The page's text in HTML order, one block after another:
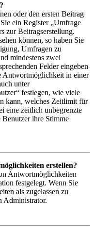
oder den ersten Beitrag
ein Register „Umfrage
zur Beitragserstellung.
können, so haben Sie
Umfragen zu
mindestens zwei
Felder eingeben
Antwortmöglichkeit in einer
unter
festlegen, wie viele
kann, welches Zeitlimit für
eine zeitlich unbegrenzte
ihre Stimme
erstellen?
Antwortmöglichkeiten
festgelegt. Wenn Sie
als zugelassen zu
Administrator.